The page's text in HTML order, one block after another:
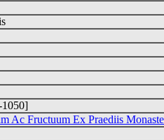
1050]
Ac Fructuum Ex Praediis